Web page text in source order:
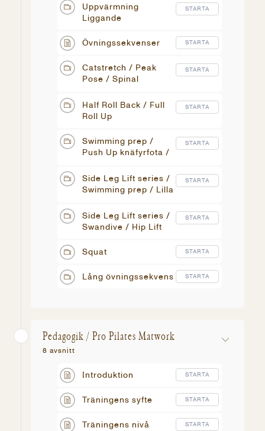
Uppvärmning
Liggande
STARTA
Övningssekvenser STARTA
Catstretch / Peak
Pose / Spinal
Front prep
STARTA
Half Roll Back / Full
Roll Up
STARTA
Swimming prep /
Push Up knäfyrfota /
STARTA
Side Leg Lift series /
Swimming prep / Lilla
STARTA
Side Leg Lift series /
Swandive / Hip Lift
STARTA
Squat STARTA
Lång övningssekvens STARTA
Pedagogik / Pro Pilates Matwork
8 avsnitt
Introduktion STARTA
Träningens syfte STARTA
Träningens nivå STARTA